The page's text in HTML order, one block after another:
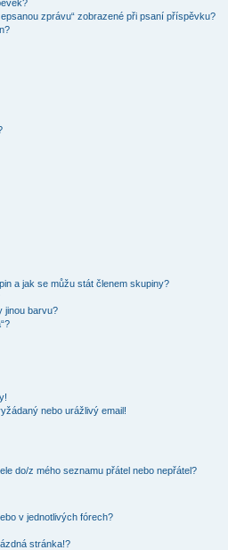
zprávu“ zobrazené při psaní příspěvku?
a jak se můžu stát členem skupiny?
jinou barvu?
nebo urážlivý email!
do/z mého seznamu přátel nebo nepřátel?
v jednotlivých fórech?
stránka!?